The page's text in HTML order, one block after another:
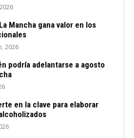
Mancha gana valor en los
2026
podría adelantarse a agosto
en la clave para elaborar